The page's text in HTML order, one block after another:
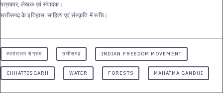
पत्रकार, लेखक एवं संपादक।
छत्तीसगढ़ के इतिहास, साहित्य एवं संस्कृति में रूचि।
स्वतंत्रता संग्राम छत्तीसगढ़ INDIAN FREEDOM MOVEMENT
CHHATTISGARH WATER FORESTS MAHATMA GANDHI